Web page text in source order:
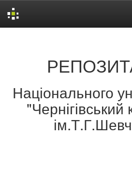
Національного
"Чернігівський